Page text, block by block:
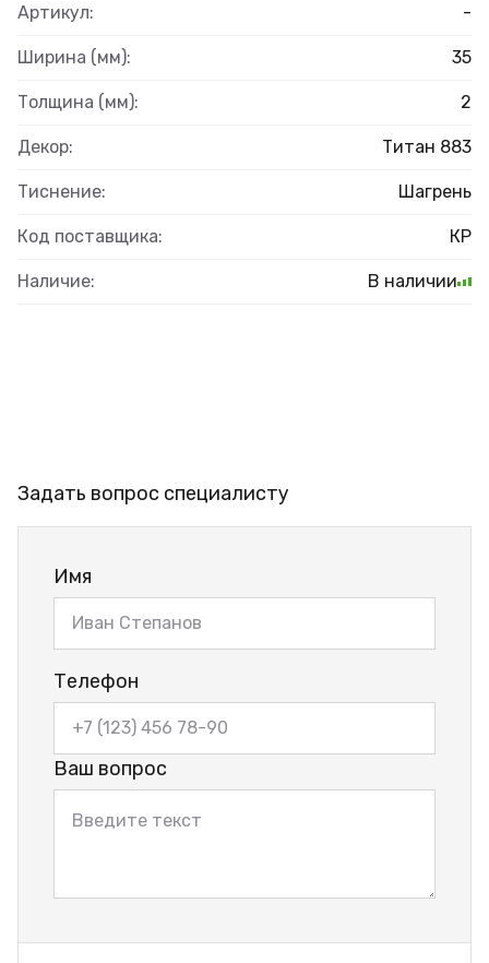
Артикул: -
Ширина (мм): 35
Толщина (мм): 2
Декор: Титан 883
Тиснение: Шагрень
Код поставщика: КР
Наличие: В наличии
Задать вопрос специалисту
Имя
Телефон
Ваш вопрос